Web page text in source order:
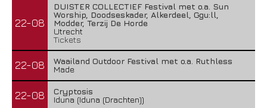
22-08
DUISTER COLLECTIEF Festival met o.a. Sun
Worship, Doodseskader, Alkerdeel, Ggu:ll,
Modder, Terzij De Horde
Utrecht
Tickets
22-08
Waailand Outdoor Festival met o.a. Ruthless
Made
22-08
Cryptosis
Iduna (Iduna (Drachten))